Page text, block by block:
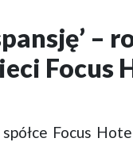
Fundacja
–
Focus
Focus